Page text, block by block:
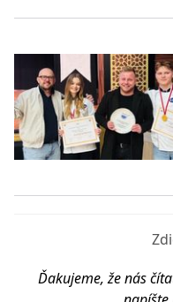
Ďakujeme, že nás